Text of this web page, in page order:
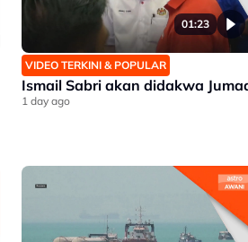
01:23
VIDEO TERKINI & POPULAR
Ismail Sabri akan didakwa
1 day ago